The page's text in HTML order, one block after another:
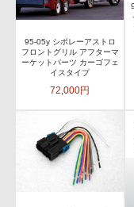
95-05y シボレーアストロ
フロントグリル アフターマ
ーケットパーツ カーゴフェ
イスタイプ
72,000円